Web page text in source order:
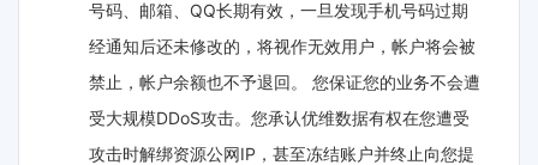
号码、邮箱、QQ长期有效，一旦发现手机号码过期
经通知后还未修改的，将视作无效用户，帐户将会被
禁止，帐户余额也不予退回。 您保证您的业务不会遭
受大规模DDoS攻击。您承认优维数据有权在您遭受
攻击时解绑资源公网IP，甚至冻结账户并终止向您提